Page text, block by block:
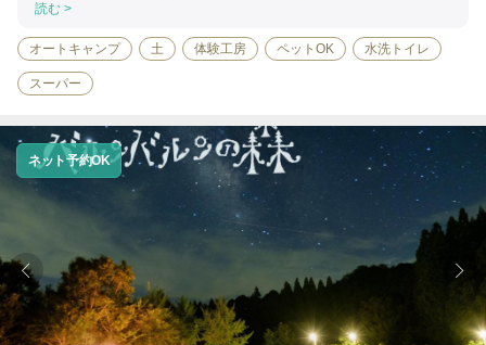
読む >
オートキャンプ 土 体験工房 ペットOK 水洗トイレ
スーパー
ネット予約OK